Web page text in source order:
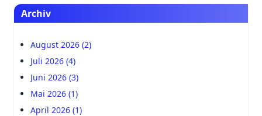
Archiv
August 2026 (2)
Juli 2026 (4)
Juni 2026 (3)
Mai 2026 (1)
April 2026 (1)